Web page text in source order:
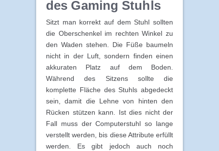
des Gaming Stuhls
Sitzt man korrekt auf dem Stuhl sollten
die Oberschenkel im rechten Winkel zu
den Waden stehen. Die Füße baumeln
nicht in der Luft, sondern finden einen
akkuraten Platz auf dem Boden.
Während des Sitzens sollte die
komplette Fläche des Stuhls abgedeckt
sein, damit die Lehne von hinten den
Rücken stützen kann. Ist dies nicht der
Fall muss der Computerstuhl so lange
verstellt werden, bis diese Attribute erfüllt
werden. Es gibt jedoch auch noch